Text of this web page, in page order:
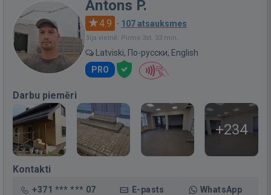
Antons P.
4.9 · 107 atsauksmes
Bija vietnē: Pirms 3st. 33 min.
Latviski, По-русски, English
PRO
Darbu piemēri
+234
Kontakti
+371 *** *** 07 E-pasts WhatsApp